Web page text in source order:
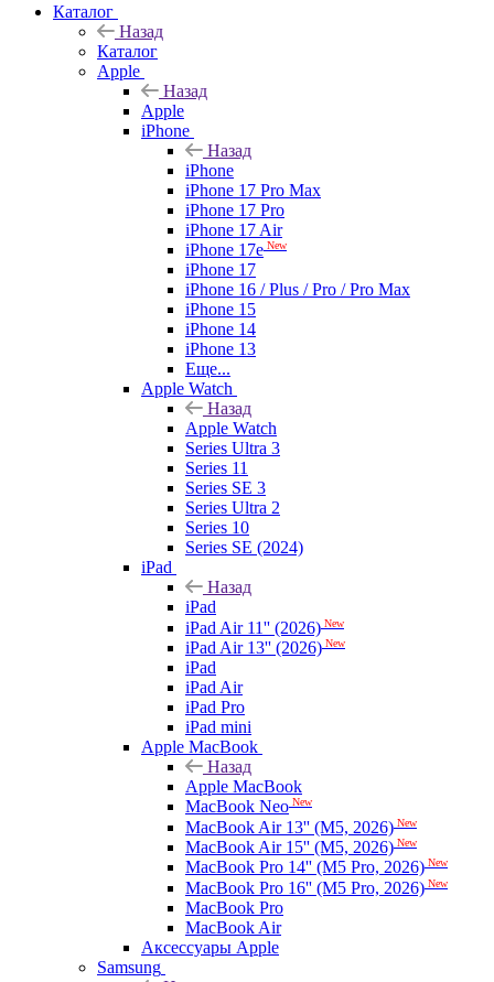
Каталог
Назад
Каталог
Apple
Назад
Apple
iPhone
Назад
iPhone
iPhone 17 Pro Max
iPhone 17 Pro
iPhone 17 Air
iPhone 17e New
iPhone 17
iPhone 16 / Plus / Pro / Pro Max
iPhone 15
iPhone 14
iPhone 13
Еще...
Apple Watch
Назад
Apple Watch
Series Ultra 3
Series 11
Series SE 3
Series Ultra 2
Series 10
Series SE (2024)
iPad
Назад
iPad
iPad Air 11'' (2026) New
iPad Air 13'' (2026) New
iPad
iPad Air
iPad Pro
iPad mini
Apple MacBook
Назад
Apple MacBook
MacBook Neo New
MacBook Air 13'' (M5, 2026) New
MacBook Air 15'' (M5, 2026) New
MacBook Pro 14'' (M5 Pro, 2026) New
MacBook Pro 16'' (M5 Pro, 2026) New
MacBook Pro
MacBook Air
Аксессуары Apple
Samsung